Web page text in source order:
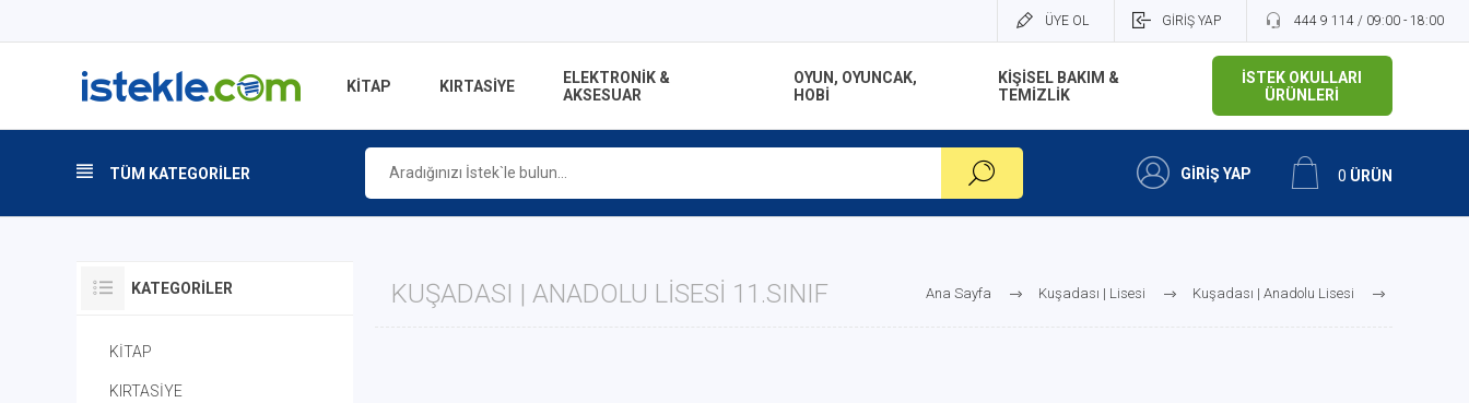
ÜYE OL GİRİŞ YAP 444 9 114 / 09:00 - 18:00
KİTAP KIRTASİYE
ELEKTRONİK &
AKSESUAR
OYUN, OYUNCAK,
HOBİ
KİŞİSEL BAKIM &
TEMİZLİK
İSTEK OKULLARI
ÜRÜNLERİ
TÜM KATEGORİLER GİRİŞ YAP 0 ÜRÜN
Ana Sayfa Kuşadası | Lisesi Kuşadası | Anadolu Lisesi
KUŞADASI | ANADOLU LISESI 11.SINIF
KATEGORILER
KİTAP
KIRTASİYE